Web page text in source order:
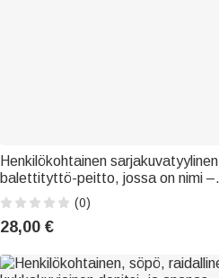
Henkilökohtainen sarjakuvatyylinen
balettityttö-peitto, jossa on nimi –
sisustustuote ja syntymäpäivälahja
balettitanssin ystäville
(0)
28,00 €